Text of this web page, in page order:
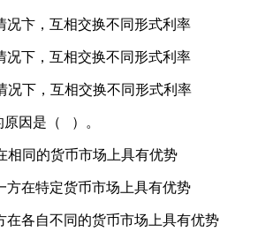
况卞，互相交换不同形式利率
况下，互相交换不同形式利率
况下，互相交换不同形式利率
原因是（ ）。
相同的货币市场上具有优势
方在特定货币市场上具有优势
在各自不同的货币市场上具有优势